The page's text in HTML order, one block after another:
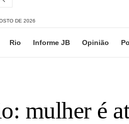
DE 2026
Rio Informe JB Opinião
mulher é